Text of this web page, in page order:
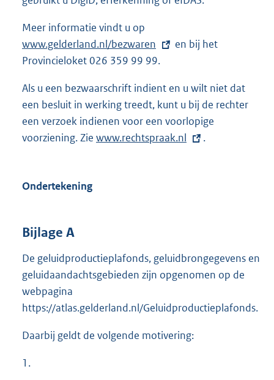
Meer informatie vindt u op
x
t
r
n
e
l
www.gelderland.nl/bezwaren
en bij het
Provincieloket 026 359 99 99.
Als u een bezwaarschrift indient en u wilt niet dat
een besluit in werking treedt, kunt u bij de rechter
een verzoek indienen voor een voorlopige
voorziening. Zie E
l
i
k
www.rechtspraak.nl .
Ondertekening
Bijlage A
De geluidproductieplafonds, geluidbrongegevens en
geluidaandachtsgebieden zijn opgenomen op de
webpagina
https://atlas.gelderland.nl/Geluidproductieplafonds.
Daarbij geldt de volgende motivering:
1.